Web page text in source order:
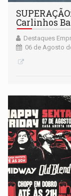
Carlinhos
Destaques
06 de Agosto